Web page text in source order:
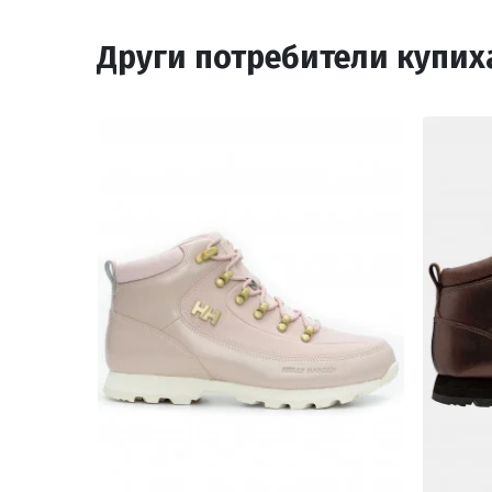
Други потребители